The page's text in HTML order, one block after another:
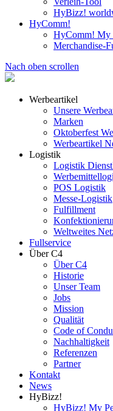
HyBizz!
HyComm!
HyComm! My
Merchandise-
Nach oben scrollen
Werbeartikel
Unsere
Marken
Oktoberfest
Werbeartikel
Logistik
Logistik
POS Logistik
Messe-Logistik
Fulfillment
Weltweites
Fullservice
Über C4
Über C4
Historie
Unser Team
Jobs
Mission
Qualität
Code of
Nachhaltigkeit
Referenzen
Partner
Kontakt
News
HyBizz!
HyBizz! My